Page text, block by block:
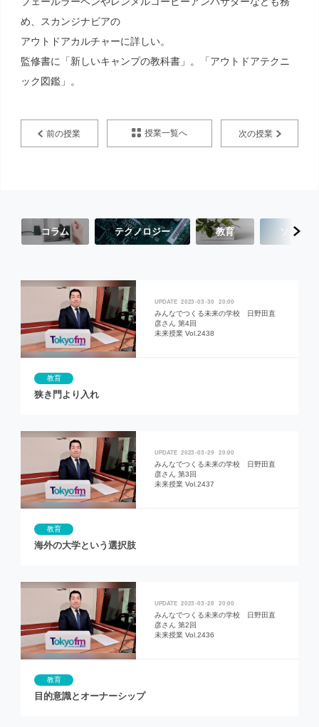
め、スカンジナビアの
アウトドアカルチャーに詳しい。
監修書に「新しいキャンプの教科書」。「アウトドアテクニ
ック図鑑」。
前の授業 授業一覧へ 次の授業
コラム テクノロジー 教育 ソーシャ
2023 03 30 20:00
みんなでつくる未来の学校 日野田直
彦さん 第4回
未来授業 Vol.2438
教育
狭き門より入れ
2023 03 29 20:00
みんなでつくる未来の学校 日野田直
彦さん 第3回
未来授業 Vol.2437
教育
海外の大学という選択肢
2023 03 28 20:00
みんなでつくる未来の学校 日野田直
彦さん 第2回
未来授業 Vol.2436
教育
目的意識とオーナーシップ